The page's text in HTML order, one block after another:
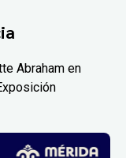
Abraham en